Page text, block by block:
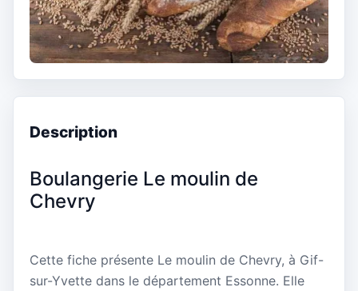
Description
Boulangerie Le moulin de
Chevry
Cette fiche présente Le moulin de Chevry, à Gif-
sur-Yvette dans le département Essonne. Elle